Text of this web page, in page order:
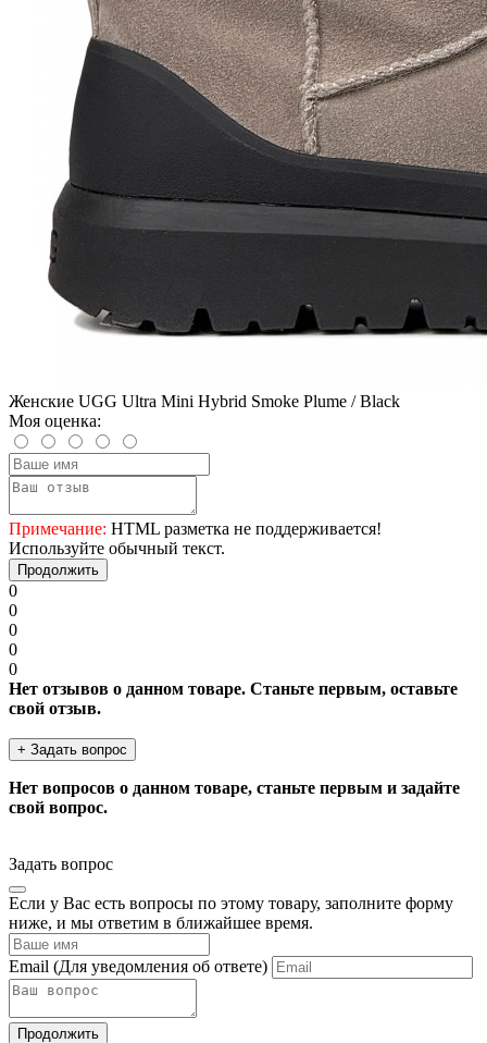
Женские UGG Ultra Mini Hybrid Smoke Plume / Black
Моя оценка:
Примечание: HTML разметка не поддерживается!
Используйте обычный текст.
Продолжить
0
0
0
0
0
Нет отзывов о данном товаре. Станьте первым, оставьте
свой отзыв.
+ Задать вопрос
Нет вопросов о данном товаре, станьте первым и задайте
свой вопрос.
Задать вопрос
Если у Вас есть вопросы по этому товару, заполните форму
ниже, и мы ответим в ближайшее время.
Email (Для уведомления об ответе)
Продолжить